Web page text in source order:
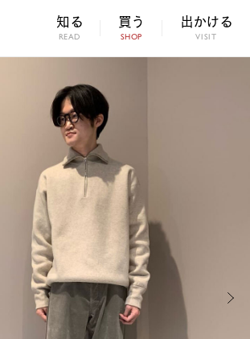
知る
READ
買う
SHOP
出かける
VISIT